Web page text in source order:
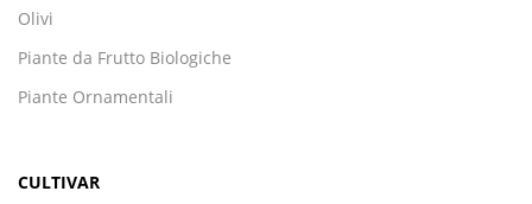
Olivi
Piante da Frutto Biologiche
Piante Ornamentali
CULTIVAR